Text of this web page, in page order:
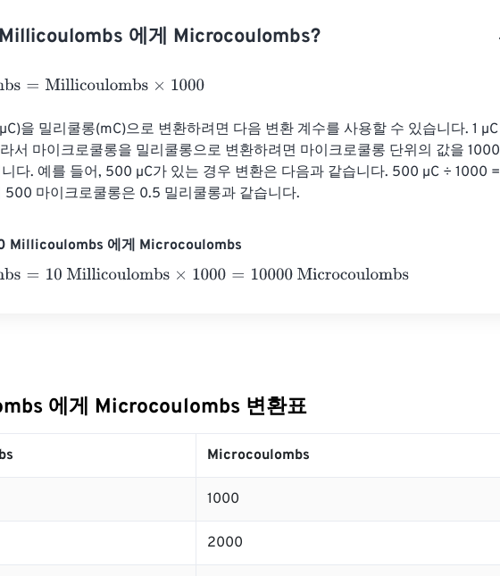
에게 Microcoulombs?
=Millicoulombs×1000
을 밀리쿨롱(mC)으로 변환하려면 다음 변환 계수를 사용할 수 있습니다. 1 µC
서 마이크로쿨롱을 밀리쿨롱으로 변환하려면 마이크로쿨롱 단위의 값을 1000
다. 예를 들어, 500 µC가 있는 경우 변환은 다음과 같습니다. 500 µC ÷ 1000 =
500 마이크로쿨롱은 0.5 밀리쿨롱과 같습니다.
Millicoulombs 에게 Microcoulombs
=10 Millicoulombs×1000= 10000 Microcoulombs
에게 Microcoulombs 변환표
Microcoulombs
1000
2000